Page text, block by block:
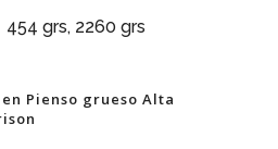
454 grs, 2260 grs
Pienso grueso Alta